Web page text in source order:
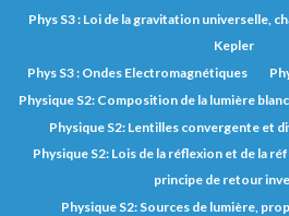
Phys S3 : Loi de la gravitation universelle,
Kepler
Phys S3 : Ondes Electromagnétiques
Physique S2: Composition de la lumière
Physique S2: Lentilles convergente et
Physique S2: Lois de la réflexion et de la
principe de retour
Physique S2: Sources de lumière,